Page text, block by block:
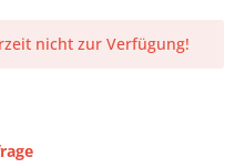
nicht zur Verfügung!